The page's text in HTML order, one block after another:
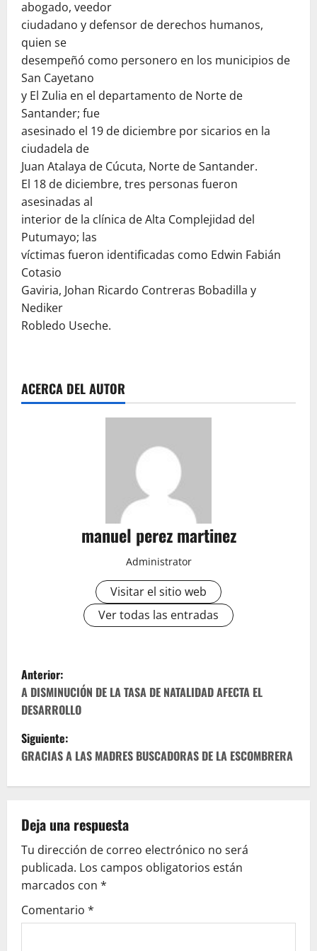
abogado, veedor
ciudadano y defensor de derechos humanos,
quien se
desempeñó como personero en los municipios de
San Cayetano
y El Zulia en el departamento de Norte de
Santander; fue
asesinado el 19 de diciembre por sicarios en la
ciudadela de
Juan Atalaya de Cúcuta, Norte de Santander.
El 18 de diciembre, tres personas fueron
asesinadas al
interior de la clínica de Alta Complejidad del
Putumayo; las
víctimas fueron identificadas como Edwin Fabián
Cotasio
Gaviria, Johan Ricardo Contreras Bobadilla y
Nediker
Robledo Useche.
ACERCA DEL AUTOR
manuel perez martinez
Administrator
Visitar el sitio web
Ver todas las entradas
N
a
v
e
g
a
c
i
ó
Anterior:
A DISMINUCIÓN DE LA TASA DE NATALIDAD AFECTA EL
DESARROLLO
Siguiente:
GRACIAS A LAS MADRES BUSCADORAS DE LA ESCOMBRERA
Deja una respuesta
Tu dirección de correo electrónico no será
publicada. Los campos obligatorios están
marcados con *
Comentario *